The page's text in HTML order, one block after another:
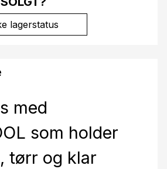
lagerstatus
med
som holder
tørr og klar